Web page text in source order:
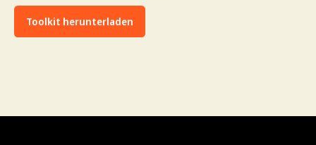
Toolkit herunterladen